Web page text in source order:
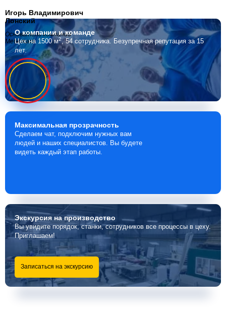
Игорь Владимирович
Лонский
Основатель компании
Мебелино
О компаниии команде
Цех на 1500 м2, 54 сотрудника. Безупречная репутация за 15
лет.
Максимальная прозрачность
Сделаем чат, подключим нужных вам
людей и наших специалистов. Вы будете
видеть каждый этап работы.
Экскурсияна производство
Вы увидите порядок, станки, сотрудников все процессы в цеху.
Приглашаем!
Записаться на экскурсию